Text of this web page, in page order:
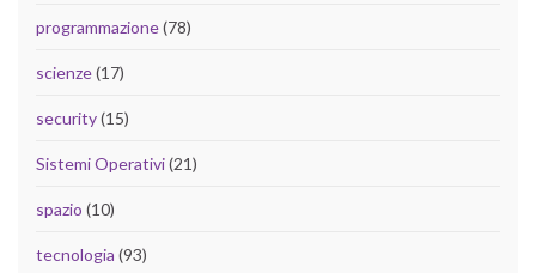
programmazione(78)
scienze(17)
security(15)
Sistemi Operativi(21)
spazio (10)
tecnologia (93)